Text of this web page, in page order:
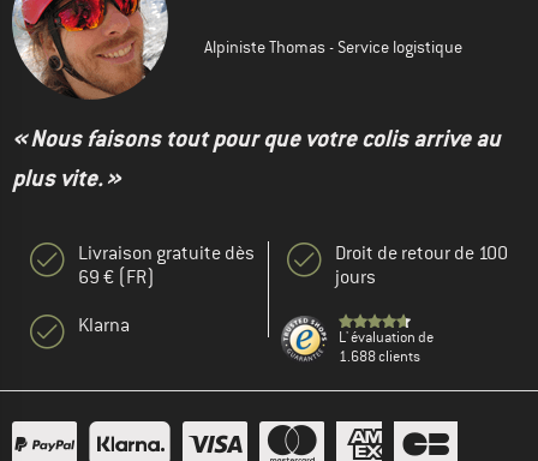
Alpiniste Thomas - Service logistique
« Nous faisons tout pour que votre colis arrive au
plus vite. »
Livraison gratuite dès
69 € (FR)
Klarna
Droit de retour de 100
jours
L' évaluation de
1.688 clients